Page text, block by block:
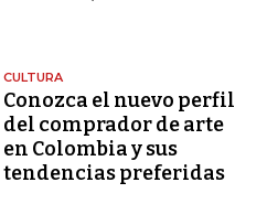
CULTURA
Conozca el nuevo perfil
del comprador de arte
en Colombia y sus
tendencias preferidas